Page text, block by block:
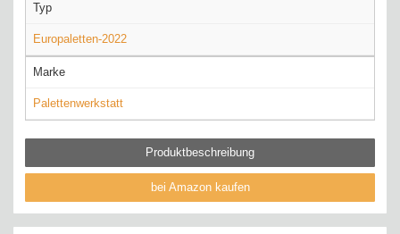
Typ
Europaletten-2022
Marke
Palettenwerkstatt
Produktbeschreibung
bei Amazon kaufen